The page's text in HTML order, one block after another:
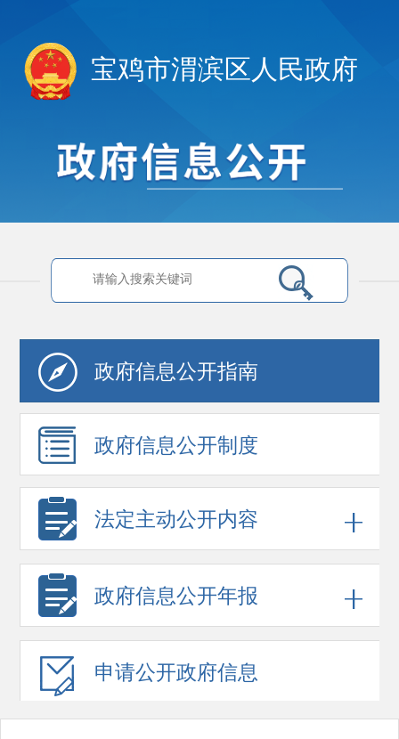
宝鸡市渭滨区人民政府
政府信息公开指南
政府信息公开制度
法定主动公开内容
政府信息公开年报
申请公开政府信息